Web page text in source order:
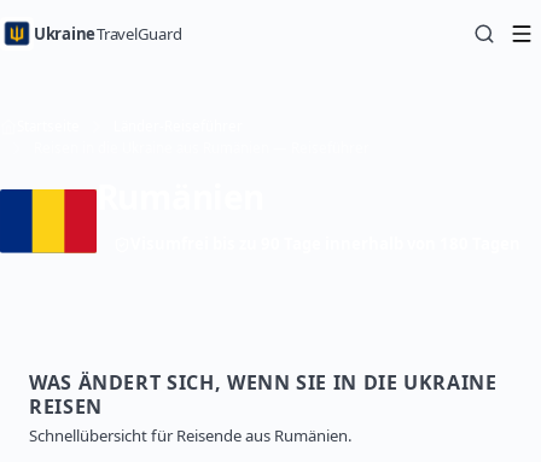
UkraineTravelGuard
WAS ÄNDERT SICH, WENN SIE IN DIE UKRAINE
REISEN
Schnellübersicht für Reisende aus Rumänien.